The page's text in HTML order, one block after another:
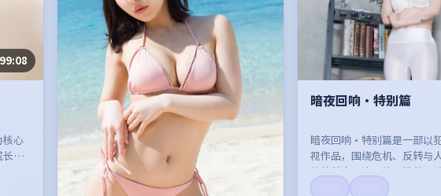
99:08
心
长展
暗夜回响·特别篇
暗夜回响·特别篇是一部以
视作品，围绕危机、反转与
整体节奏紧凑，值得推荐观看